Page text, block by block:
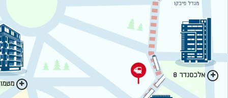
אלכסנדר 8